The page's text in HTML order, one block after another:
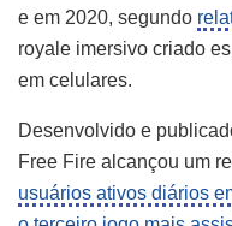
e em 2020, segundo
royale imersivo criado
em celulares.
Desenvolvido e
Free Fire alcançou um
usuários ativos diários